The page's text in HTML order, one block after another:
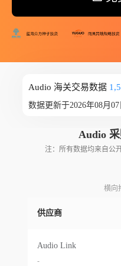
Audio 海关交易数据
数据更新于2026年08月07
Audio
注：所有数据均来自公
横向
供应商
Audio Link
-